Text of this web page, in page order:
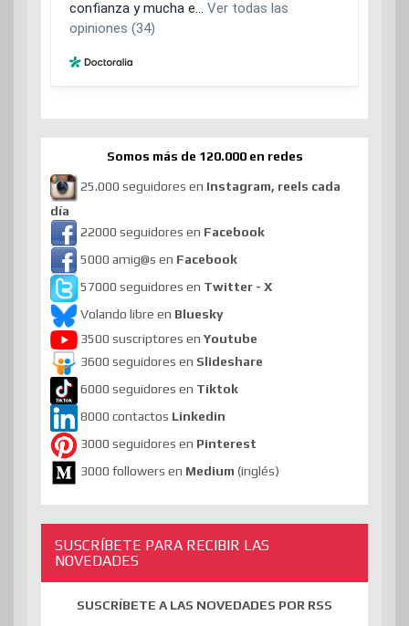
Somos más de 120.000 en redes
25.000 seguidores en Instagram, reels cada
día
22000 seguidores en Facebook
5000 amig@s en Facebook
57000 seguidores en Twitter - X
Volando libre en Bluesky
3500 suscriptores en Youtube
3600 seguidores en Slideshare
6000 seguidores en Tiktok
8000 contactos Linkedin
3000 seguidores en Pinterest
3000 followers en Medium (inglés)
SUSCRÍBETE PARA RECIBIR LAS
NOVEDADES
SUSCRÍBETE A LAS NOVEDADES POR RSS